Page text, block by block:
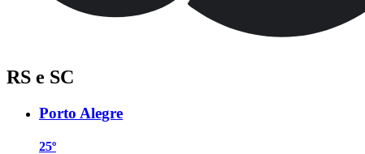
RS e SC
Porto Alegre
25º